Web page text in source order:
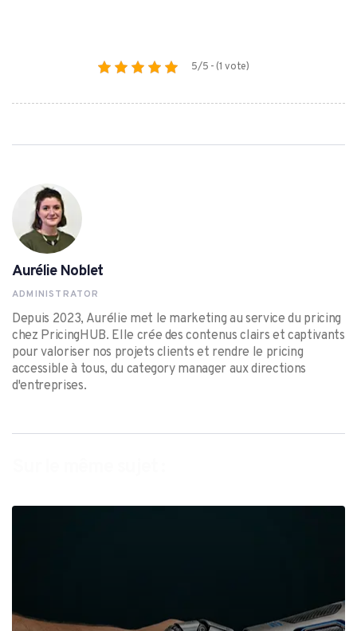
5/5 - (1 vote)
Aurélie Noblet
ADMINISTRATOR
Depuis 2023, Aurélie met le marketing au service du pricing
chez PricingHUB. Elle crée des contenus clairs et captivants
pour valoriser nos projets clients et rendre le pricing
accessible à tous, du category manager aux directions
d'entreprises.